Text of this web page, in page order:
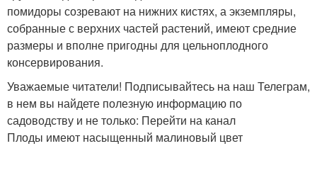
помидоры созревают на нижних кистях, а экземпляры,
собранные с верхних частей растений, имеют средние
размеры и вполне пригодны для цельноплодного
консервирования.
Уважаемые читатели! Подписывайтесь на наш Телеграм,
в нем вы найдете полезную информацию по
садоводству и не только: Перейти на канал
Плоды имеют насыщенный малиновый цвет